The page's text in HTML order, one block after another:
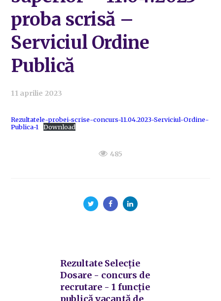
proba scrisă –
Serviciul Ordine
Publică
11 aprilie 2023
Rezultatele-probei-scrise-concurs-11.04.2023-Serviciul-Ordine-
Publica-1
Download
485
Rezultate Selecție
Dosare - concurs de
recrutare - 1 funcție
publică vacantă de